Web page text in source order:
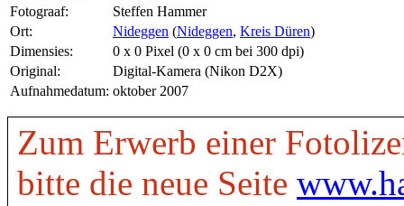
Fotograaf:
Steffen Hammer
Ort:
Nideggen (Nideggen, Kreis Düren)
Dimensies:
0 x 0 Pixel (0 x 0 cm bei 300 dpi)
Original:
Digital-Kamera (Nikon D2X)
Aufnahmedatum: oktober 2007
Zum Erwerb einer
bitte die neue Seite